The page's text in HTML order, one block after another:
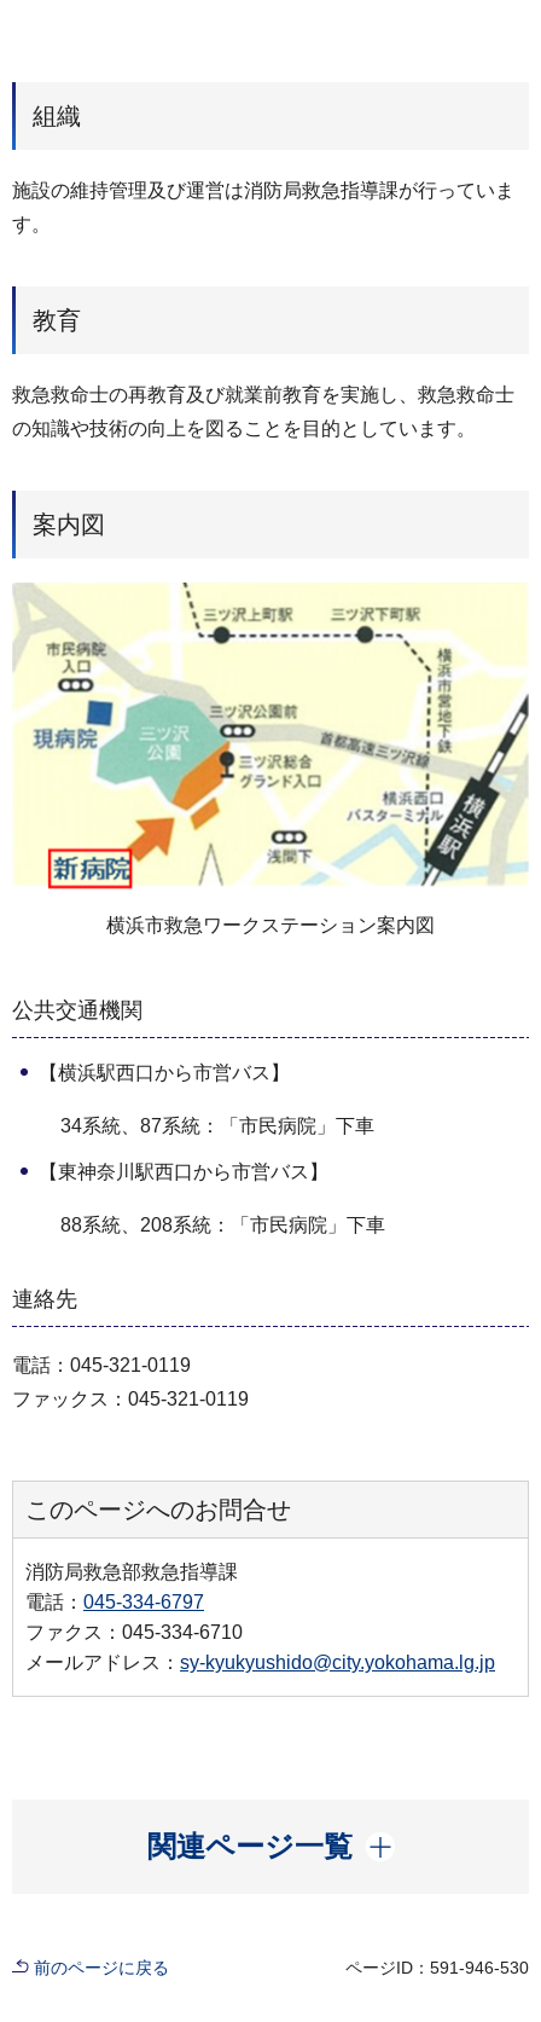
組織
施設の維持管理及び運営は消防局救急指導課が行っていま
す。
教育
救急救命士の再教育及び就業前教育を実施し、救急救命士
の知識や技術の向上を図ることを目的としています。
案内図
横浜市救急ワークステーション案内図
公共交通機関
【横浜駅西口から市営バス】
34系統、87系統：「市民病院」下車
【東神奈川駅西口から市営バス】
88系統、208系統：「市民病院」下車
連絡先
電話：045-321-0119
ファックス：045-321-0119
このページへのお問合せ
消防局救急部救急指導課
電話： 045-334-6797
ファクス：045-334-6710
メールアドレス： sy-kyukyushido@city.yokohama.lg.jp
関連ページ一覧
開く
前のページに戻る ページID：591-946-530